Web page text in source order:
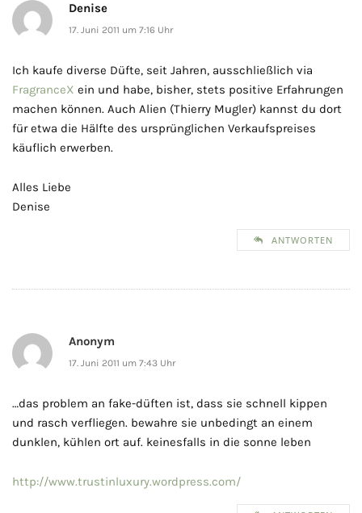
Denise
17. Juni 2011 um 7:16 Uhr
Ich kaufe diverse Düfte, seit Jahren, ausschließlich via
FragranceX ein und habe, bisher, stets positive Erfahrungen
machen können. Auch Alien (Thierry Mugler) kannst du dort
für etwa die Hälfte des ursprünglichen Verkaufspreises
käuflich erwerben.
Alles Liebe
Denise
ANTWORTEN
Anonym
17. Juni 2011 um 7:43 Uhr
…das problem an fake-düften ist, dass sie schnell kippen
und rasch verfliegen. bewahre sie unbedingt an einem
dunklen, kühlen ort auf. keinesfalls in die sonne leben
http://www.trustinluxury.wordpress.com/